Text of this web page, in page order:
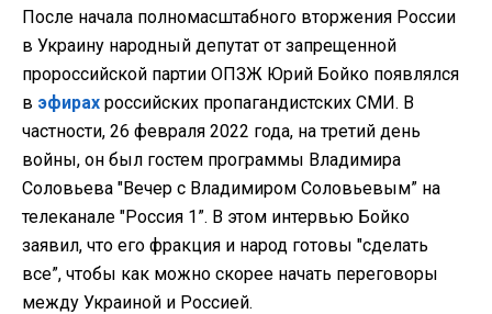
После начала полномасштабного вторжения России
в Украину народный депутат от запрещенной
пророссийской партии ОПЗЖ Юрий Бойко появлялся
в эфирах российских пропагандистских СМИ. В
частности, 26 февраля 2022 года, на третий день
войны, он был гостем программы Владимира
Соловьева "Вечер с Владимиром Соловьевым” на
телеканале "Россия 1”. В этом интервью Бойко
заявил, что его фракция и народ готовы "сделать
все”, чтобы как можно скорее начать переговоры
между Украиной и Россией.